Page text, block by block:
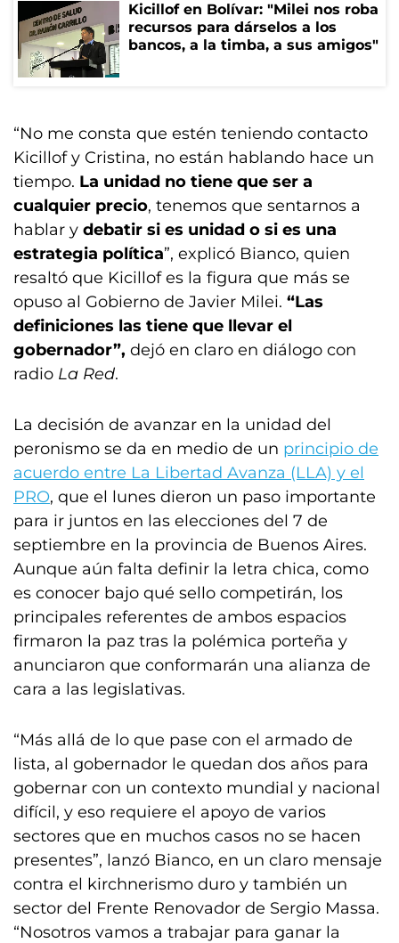
Kicillof en Bolívar: "Milei nos roba
recursos para dárselos a los
bancos, a la timba, a sus amigos"
“No me consta que estén teniendo contacto
Kicillof y Cristina, no están hablando hace un
tiempo. La unidad no tiene que ser a
cualquier precio, tenemos que sentarnos a
hablar y debatir si es unidad o si es una
estrategia política”, explicó Bianco, quien
resaltó que Kicillof es la figura que más se
opuso al Gobierno de Javier Milei. “Las
definiciones las tiene que llevar el
gobernador”, dejó en claro en diálogo con
radio La Red.
La decisión de avanzar en la unidad del
peronismo se da en medio de un principio de
acuerdo entre La Libertad Avanza (LLA) y el
PRO, que el lunes dieron un paso importante
para ir juntos en las elecciones del 7 de
septiembre en la provincia de Buenos Aires.
Aunque aún falta definir la letra chica, como
es conocer bajo qué sello competirán, los
principales referentes de ambos espacios
firmaron la paz tras la polémica porteña y
anunciaron que conformarán una alianza de
cara a las legislativas.
“Más allá de lo que pase con el armado de
lista, al gobernador le quedan dos años para
gobernar con un contexto mundial y nacional
difícil, y eso requiere el apoyo de varios
sectores que en muchos casos no se hacen
presentes”, lanzó Bianco, en un claro mensaje
contra el kirchnerismo duro y también un
sector del Frente Renovador de Sergio Massa.
“Nosotros vamos a trabajar para ganar la